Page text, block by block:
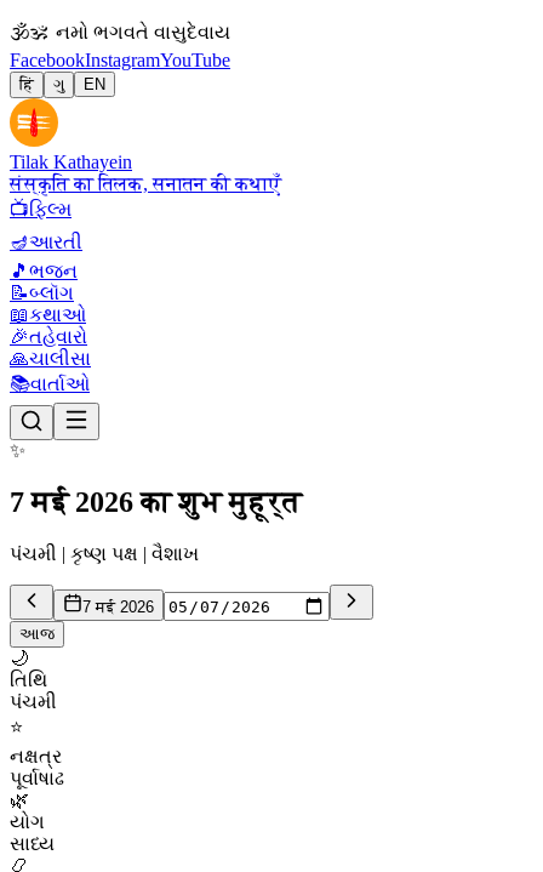
🕉ॐ નમો ભગવતે વાસુદેવાય
FacebookInstagramYouTube
हिं ગુ EN
Tilak Kathayein
संस्कृति का तिलक, सनातन की कथाएँ
📺ફિલ્મ
🪔આરતી
🎵 ભજન
📝બ્લૉગ
📖કથાઓ
🎉તહેવારો
🙏ચાલીસા
📚વાર્તાઓ
✨
7 मई 2026 का शुभ मुहूर्त
પંચમી | કૃષ્ણ પક્ષ | વૈશાખ
7 मई 2026
આજ
🌙
તિથિ
પંચમી
⭐
નક્ષત્ર
પૂર્વાષાઢ
🌿
યોગ
સાધ્ય
📿